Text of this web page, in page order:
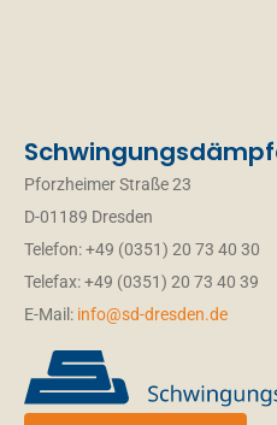
Pforzheimer Straße 23
D-01189 Dresden
Telefon: +49 (0351) 20 73 40 30
Telefax: +49 (0351) 20 73 40 39
E-Mail: info@sd-dresden.de